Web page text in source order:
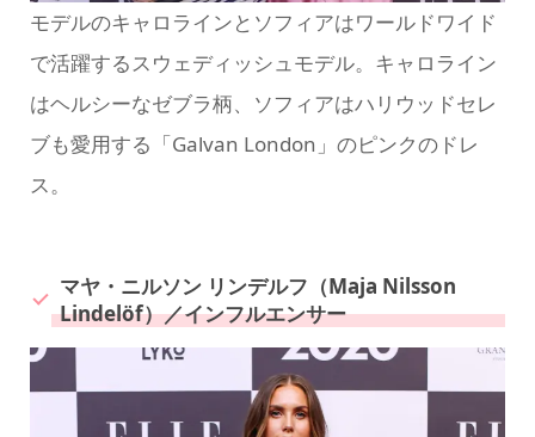
モデルのキャロラインとソフィアはワールドワイド
で活躍するスウェディッシュモデル。キャロライン
はヘルシーなゼブラ柄、ソフィアはハリウッドセレ
ブも愛用する「Galvan London」のピンクのドレ
ス。
マヤ・ニルソン リンデルフ（Maja Nilsson
Lindelöf）／インフルエンサー